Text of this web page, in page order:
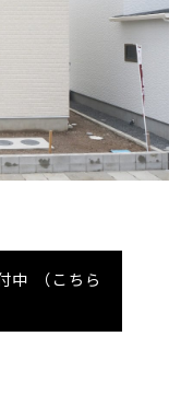
中 （こちら